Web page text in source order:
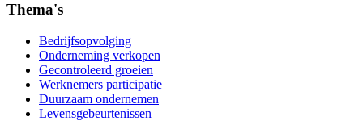
Thema's
Bedrijfsopvolging
Onderneming verkopen
Gecontroleerd groeien
Werknemers participatie
Duurzaam ondernemen
Levensgebeurtenissen